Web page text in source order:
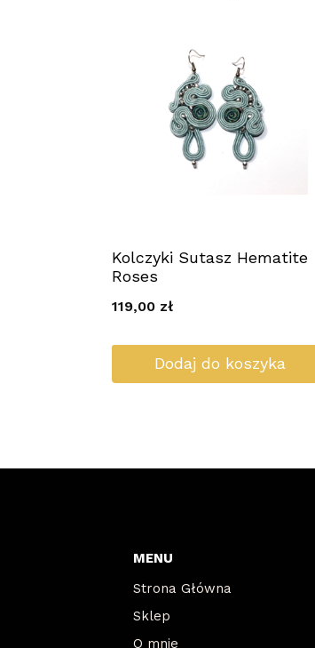
Kolczyki Sutasz Hematite
Roses
119,00 zł
Dodaj do koszyka
MENU
Strona Główna
Sklep
O mnie